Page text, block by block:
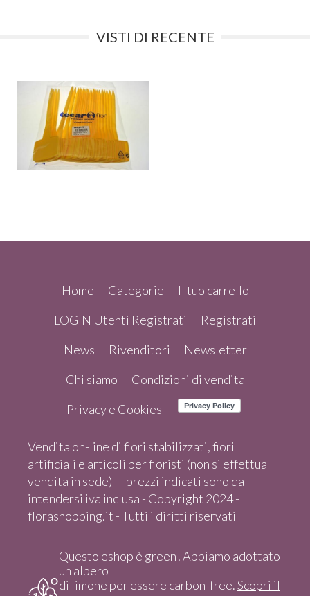
VISTI DI RECENTE
Home Categorie
Il tuo carrello
LOGIN Utenti Registrati
Registrati
News
Rivenditori
Newsletter
Chi siamo
Condizioni di vendita
Privacy e Cookies
Vendita on-line di fiori stabilizzati, fiori
artificiali e articoli per fioristi (non si effettua
vendita in sede) - I prezzi indicati sono da
intendersi iva inclusa - Copyright 2024 -
florashopping.it - Tutti i diritti riservati
Questo eshop è green! Abbiamo adottato
un albero
di limone per essere carbon-free.Scopri il